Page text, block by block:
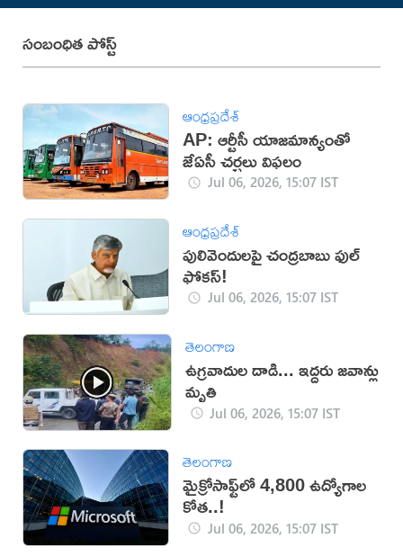
సంబంధిత పోస్ట్
ఆంధ్రప్రదేశ్
AP: ఆర్టీసీ యాజమాన్యంతో
జేఏసీ చర్చలు విఫలం
Jul 06, 2026, 15:07 IST
ఆంధ్రప్రదేశ్
పులివెందులపై చంద్రబాబు ఫుల్
ఫోకస్!
Jul 06, 2026, 15:07 IST
తెలంగాణ
ఉగ్రవాదుల దాడి... ఇద్దరు జవాన్లు
మృతి
Jul 06, 2026, 15:07 IST
తెలంగాణ
మైక్రోసాఫ్ట్‌లో 4,800 ఉద్యోగాల
కోత..!
Jul 06, 2026, 15:07 IST